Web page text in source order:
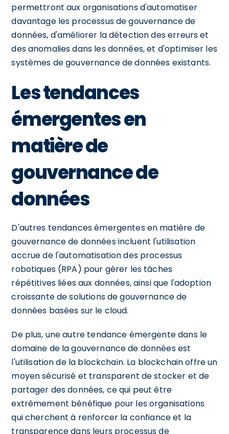
permettront aux organisations d'automatiser
davantage les processus de gouvernance de
données, d'améliorer la détection des erreurs et
des anomalies dans les données, et d'optimiser les
systèmes de gouvernance de données existants.
Les tendances
émergentes en
matière de
gouvernance de
données
D'autres tendances émergentes en matière de
gouvernance de données incluent l'utilisation
accrue de l'automatisation des processus
robotiques (RPA) pour gérer les tâches
répétitives liées aux données, ainsi que l'adoption
croissante de solutions de gouvernance de
données basées sur le cloud.
De plus, une autre tendance émergente dans le
domaine de la gouvernance de données est
l'utilisation de la blockchain. La blockchain offre un
moyen sécurisé et transparent de stocker et de
partager des données, ce qui peut être
extrêmement bénéfique pour les organisations
qui cherchent à renforcer la confiance et la
transparence dans leurs processus de